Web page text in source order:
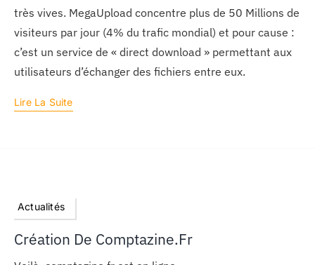
très vives. MegaUpload concentre plus de 50 Millions de
visiteurs par jour (4% du trafic mondial) et pour cause :
c’est un service de « direct download » permettant aux
utilisateurs d’échanger des fichiers entre eux.
Lire La Suite
Actualités
Création De Comptazine.fr